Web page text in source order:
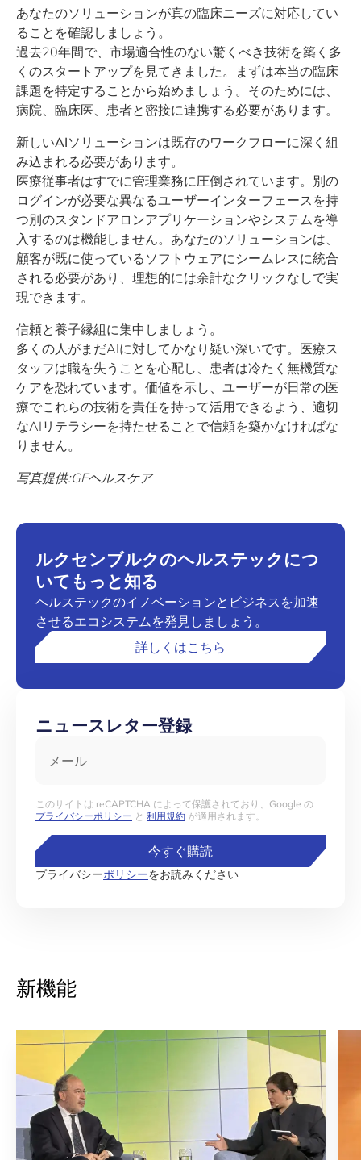
あなたのソリューションが真の臨床ニーズに対応してい
ることを確認しましょう。
過去20年間で、市場適合性のない驚くべき技術を築く多
くのスタートアップを見てきました。まずは本当の臨床
課題を特定することから始めましょう。そのためには、
病院、臨床医、患者と密接に連携する必要があります。
新しいAIソリューションは既存のワークフローに深く組
み込まれる必要があります。
医療従事者はすでに管理業務に圧倒されています。別の
ログインが必要な異なるユーザーインターフェースを持
つ別のスタンドアロンアプリケーションやシステムを導
入するのは機能しません。あなたのソリューションは、
顧客が既に使っているソフトウェアにシームレスに統合
される必要があり、理想的には余計なクリックなしで実
現できます。
信頼と養子縁組に集中しましょう。
多くの人がまだAIに対してかなり疑い深いです。医療ス
タッフは職を失うことを心配し、患者は冷たく無機質な
ケアを恐れています。価値を示し、ユーザーが日常の医
療でこれらの技術を責任を持って活用できるよう、適切
なAIリテラシーを持たせることで信頼を築かなければな
りません。
写真提供:GEヘルスケア
ルクセンブルクのヘルステックにつ
いてもっと知る
ヘルステックのイノベーションとビジネスを加速
させるエコシステムを発見しましょう。
詳しくはこちら
ニュースレター登録
このサイトは reCAPTCHA によって保護されており、Google の
プライバシーポリシー と 利用規約 が適用されます。
今すぐ購読
プライバシーポリシーをお読みください
新機能